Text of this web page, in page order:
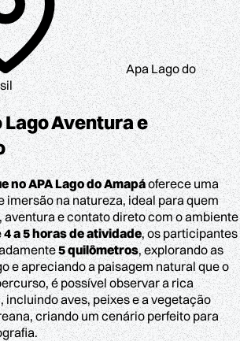
Apa Lago do
LagoAventura e
no APA Lago do Amapáoferece uma
imersão na natureza, ideal para quem
e contato direto com o ambiente
4 a 5 horas de atividade, os participantes
5 quilômetros, explorando as
e apreciando a paisagem natural que o
é possível observar a rica
aves, peixes e a vegetação
criando um cenário perfeito para